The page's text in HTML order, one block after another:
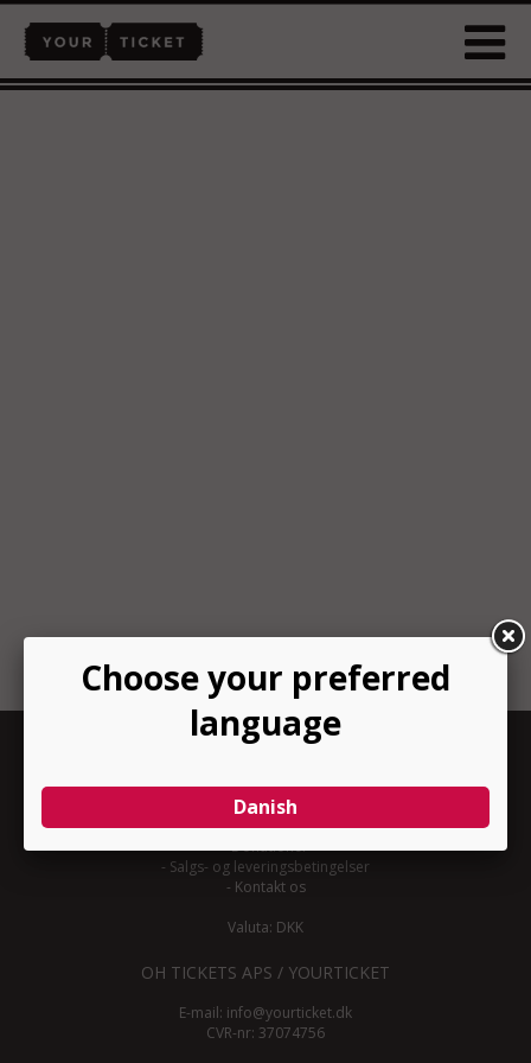
INFORMATION
-Om YourTicket
Bliv arrangør
-Arrangør login
-Donationer
- Salgs- og leveringsbetingelser
- Kontakt os
Valuta: DKK
OH TICKETS APS / YOURTICKET
E-mail: info@yourticket.dk
CVR-nr: 37074756